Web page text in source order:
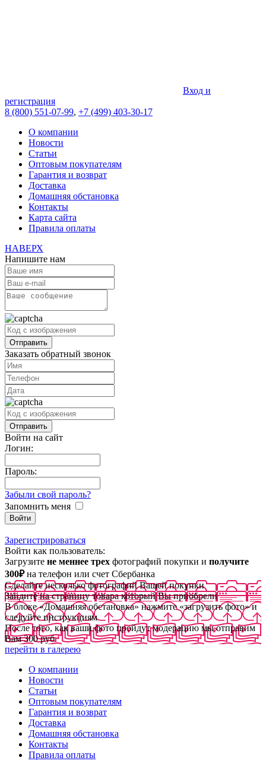
Вход и
регистрация
8 (800) 551-07-99, +7 (499) 403-30-17
О компании
Новости
Статьи
Оптовым покупателям
Гарантия и возврат
Доставка
Домашняя обстановка
Контакты
Карта сайта
Правила оплаты
НАВЕРХ
Напишите нам
Заказать обратный звонок
Войти на сайт
Логин:
Пароль:
Забыли свой пароль?
Запомнить меня
Зарегистрироваться
Войти как пользователь:
Загрузите не меннее трех фотографий покупки и получите
300₽на телефон или счет Сбербанка
Сделайте несколько фотографий Вашей покупки
Зайдите на страницу товара который Вы приобрели
В блоке «Домашняя обстановка» нажмите «загрузить фото» и
следуйте инструкциям
После того, как ваши фото пройдут модерацию мы отправим
Вам 300 руб
перейти в галерею
О компании
Новости
Статьи
Оптовым покупателям
Гарантия и возврат
Доставка
Домашняя обстановка
Контакты
Правила оплаты